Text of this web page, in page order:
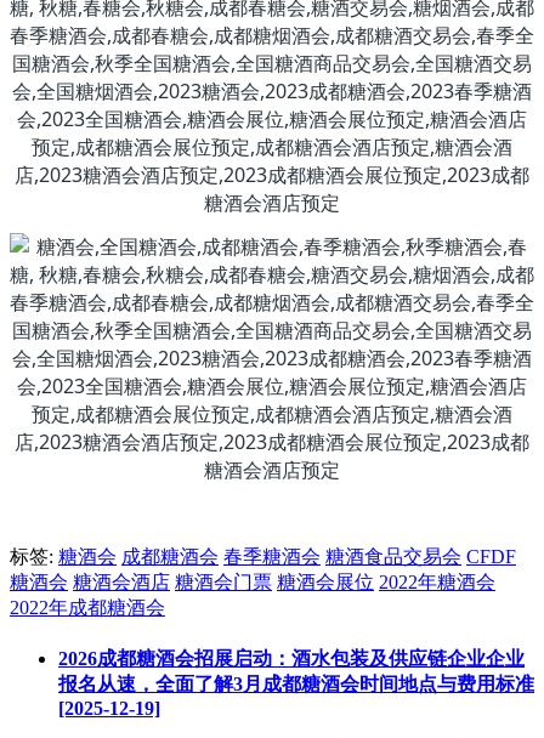
标签: 糖酒会 成都糖酒会 春季糖酒会 糖酒食品交易会 CFDF
糖酒会 糖酒会酒店 糖酒会门票 糖酒会展位 2022年糖酒会
2022年成都糖酒会
2026成都糖酒会招展启动：酒水包装及供应链企业企业
报名从速，全面了解3月成都糖酒会时间地点与费用标准
[2025-12-19]